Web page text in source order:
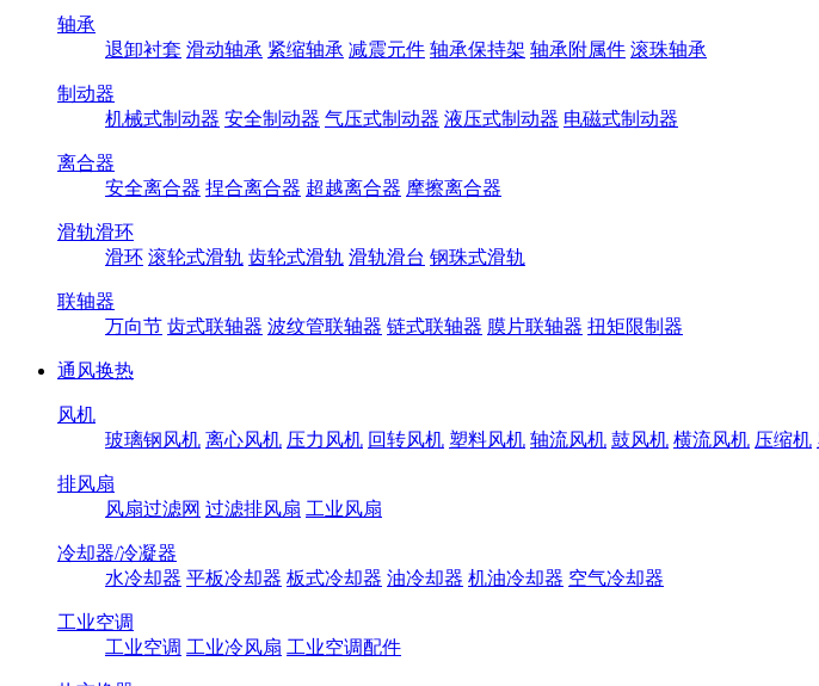
轴承
退卸衬套 滑动轴承 紧缩轴承 减震元件 轴承保持架 轴承附属件 滚珠轴承
制动器
机械式制动器 安全制动器 气压式制动器 液压式制动器 电磁式制动器
离合器
安全离合器 捏合离合器 超越离合器 摩擦离合器
滑轨滑环
滑环 滚轮式滑轨 齿轮式滑轨 滑轨滑台 钢珠式滑轨
联轴器
万向节 齿式联轴器 波纹管联轴器 链式联轴器 膜片联轴器 扭矩限制器
通风换热
风机
玻璃钢风机 离心风机 压力风机 回转风机 塑料风机 轴流风机 鼓风机 横流风机 压缩机
排风扇
风扇过滤网 过滤排风扇 工业风扇
冷却器/冷凝器
水冷却器 平板冷却器 板式冷却器 油冷却器 机油冷却器 空气冷却器
工业空调
工业空调 工业冷风扇 工业空调配件